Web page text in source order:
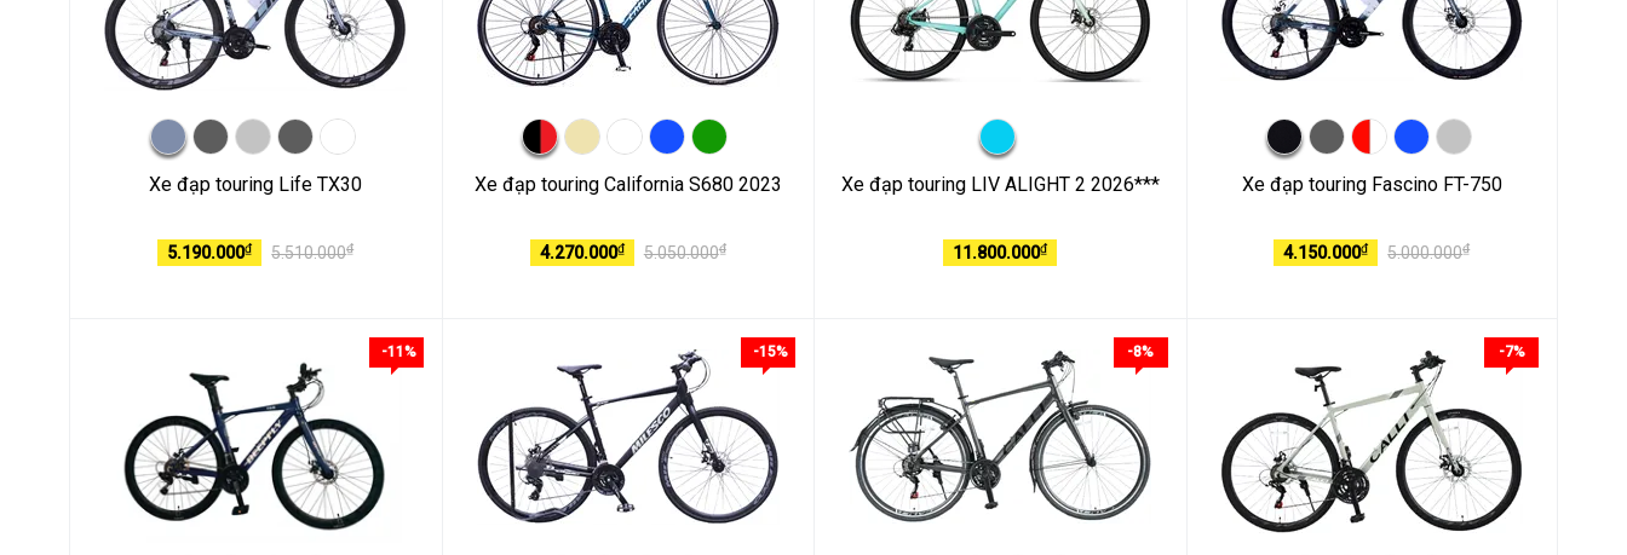
Xe đạp touring Life TX30
5.190.000₫ 5.510.000₫
Xe đạp touring California S680 2023
4.270.000₫ 5.050.000₫
Xe đạp touring LIV ALIGHT 2 2026***
11.800.000₫
Xe đạp touring Fascino FT-750
4.150.000₫ 5.000.000₫
-11% -15% -8% -7%